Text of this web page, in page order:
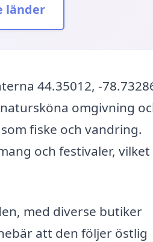
länder
44.35012, -
omgivning
fiske och vandring.
och festivaler, vilket
med diverse butiker
att den följer östlig